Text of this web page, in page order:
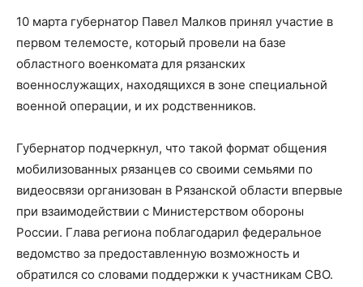
10 марта губернатор Павел Малков принял участие в
первом телемосте, который провели на базе
областного военкомата для рязанских
военнослужащих, находящихся в зоне специальной
военной операции, и их родственников.
Губернатор подчеркнул, что такой формат общения
мобилизованных рязанцев со своими семьями по
видеосвязи организован в Рязанской области впервые
при взаимодействии с Министерством обороны
России. Глава региона поблагодарил федеральное
ведомство за предоставленную возможность и
обратился со словами поддержки к участникам СВО.